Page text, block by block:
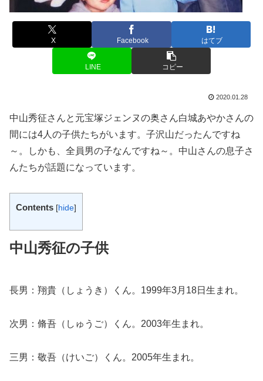
X Facebook はてブ
LINE コピー
2020.01.28
中山秀征さんと元宝塚ジェンヌの奥さん白城あやかさんの
間には4人の子供たちがいます。子沢山だったんですね
～。しかも、全員男の子なんですね～。中山さんの息子さ
んたちが話題になっています。
Contents [hide]
中山秀征の子供
長男：翔貴（しょうき）くん。1999年3月18日生まれ。
次男：脩吾（しゅうご）くん。2003年生まれ。
三男：敬吾（けいご）くん。2005年生まれ。